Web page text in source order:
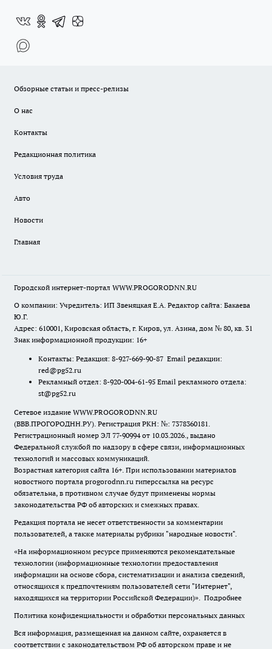
Обзорные статьи и пресс-релизы
О нас
Контакты
Редакционная политика
Условия труда
Авто
Новости
Главная
Городской интернет-портал WWW.PROGORODNN.RU
О компании: Учредитель: ИП Звеняцкая Е.А. Редактор сайта: Бакаева
Ю.Г.
Адрес: 610001, Кировская область, г. Киров, ул. Азина, дом № 80, кв. 31
Знак информационной продукции: 16+
Контакты: Редакция: 8-927-669-90-87 Email редакции:
red@pg52.ru
Рекламный отдел: 8-920-004-61-95 Email рекламного отдела:
st@pg52.ru
Сетевое издание WWW.PROGORODNN.RU
(ВВВ.ПРОГОРОДНН.РУ). Регистрация РКН: №: 7378360181.
Регистрационный номер ЭЛ 77-90994 от 10.03.2026., выдано
Федеральной службой по надзору в сфере связи, информационных
технологий и массовых коммуникаций.
Возрастная категория сайта 16+. При использовании материалов
новостного портала progorodnn.ru гиперссылка на ресурс
обязательна, в противном случае будут применены нормы
законодательства РФ об авторских и смежных правах.
Редакция портала не несет ответственности за комментарии
пользователей, а также материалы рубрики "народные новости".
«На информационном ресурсе применяются рекомендательные
технологии (информационные технологии предоставления
информации на основе сбора, систематизации и анализа сведений,
относящихся к предпочтениям пользователей сети "Интернет",
находящихся на территории Российской Федерации)». Подробнее
Политика конфиденциальности и обработки персональных данных
Вся информация, размещенная на данном сайте, охраняется в
соответствии с законодательством РФ об авторском праве и не